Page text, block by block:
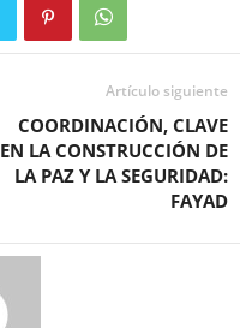
Artículo siguiente
COORDINACIÓN, CLAVE
EN LA CONSTRUCCIÓN DE
LA PAZ Y LA SEGURIDAD:
FAYAD